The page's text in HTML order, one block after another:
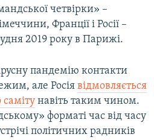
четвірки» –
Франції і Росії –
2019 року в Парижі.
пандемію контакти
але Росія відмовляється
навіть таким чином.
форматі час від часу
політичних радників